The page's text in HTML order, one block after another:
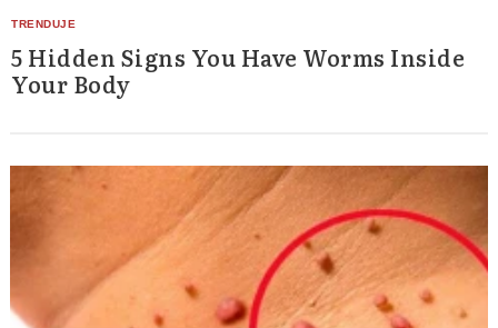
5 Hidden Signs You Have Worms Inside
Your Body